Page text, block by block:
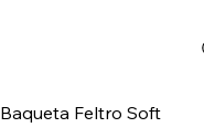
Baqueta Feltro Soft